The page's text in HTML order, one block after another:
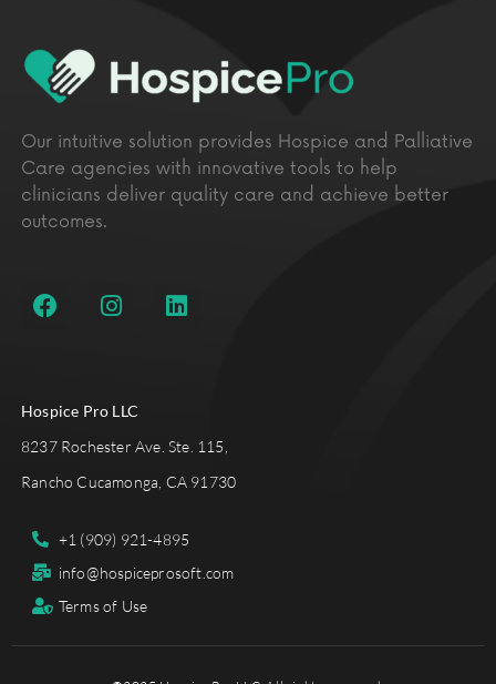
Our intuitive solution provides Hospice and Palliative
Care agencies with innovative tools to help
clinicians deliver quality care and achieve better
outcomes.
Hospice Pro LLC
8237 Rochester Ave. Ste. 115,
Rancho Cucamonga, CA 91730
+1 (909) 921-4895
info@hospiceprosoft.com
Terms of Use